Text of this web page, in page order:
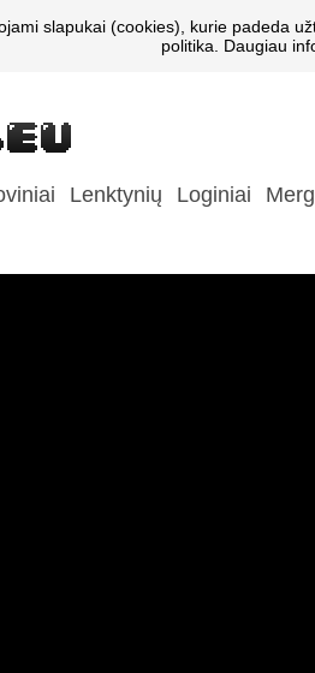
slapukai (cookies), kurie padeda
politika. Daugiau
Lenktynių Loginiai